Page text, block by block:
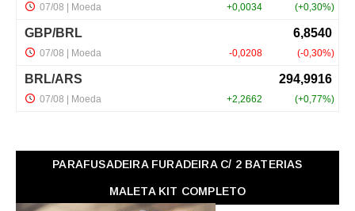
PARAFUSADEIRA FURADEIRA C/ 2 BATERIAS
MALETA KIT COMPLETO